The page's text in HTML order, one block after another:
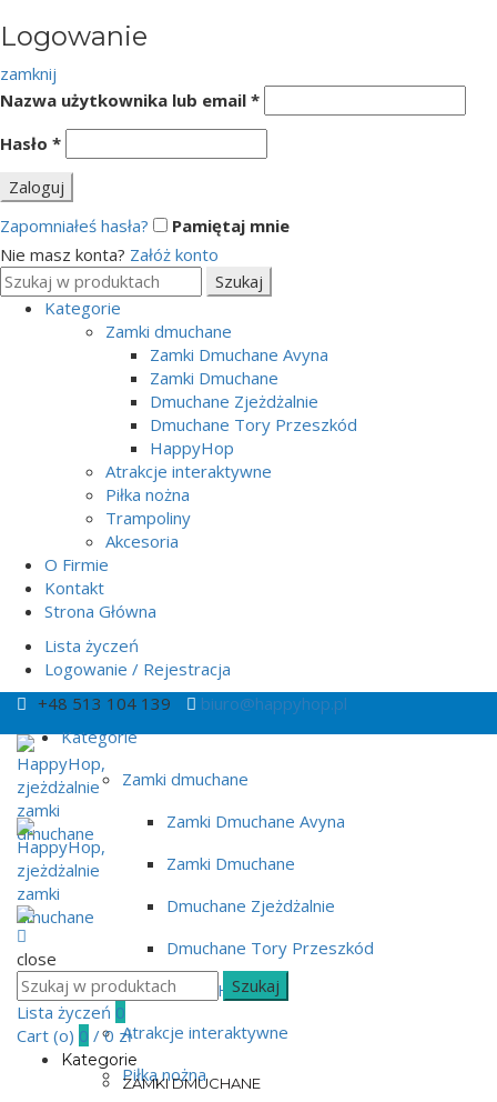
Logowanie
zamknij
Nazwa użytkownika lub email *
Hasło *
Zaloguj
Zapomniałeś hasła?
Pamiętaj mnie
Nie masz konta? Załóż konto
Search
for:
Szukaj
Kategorie
Zamki dmuchane
Zamki Dmuchane Avyna
Zamki Dmuchane
Dmuchane Zjeżdżalnie
Dmuchane Tory Przeszkód
HappyHop
Atrakcje interaktywne
Piłka nożna
Trampoliny
Akcesoria
O Firmie
Kontakt
Strona Główna
Lista życzeń
Logowanie / Rejestracja
+48 513 104 139
biuro@happyhop.pl
Kategorie
Zamki dmuchane
Zamki Dmuchane Avyna
Zamki Dmuchane
Dmuchane Zjeżdżalnie
Dmuchane Tory Przeszkód
HappyHop
Atrakcje interaktywne
Piłka nożna
close
Search
for:
Szukaj
Lista życzeń 0
Cart (o) 0 / 0 zł
Kategorie
ZAMKI DMUCHANE